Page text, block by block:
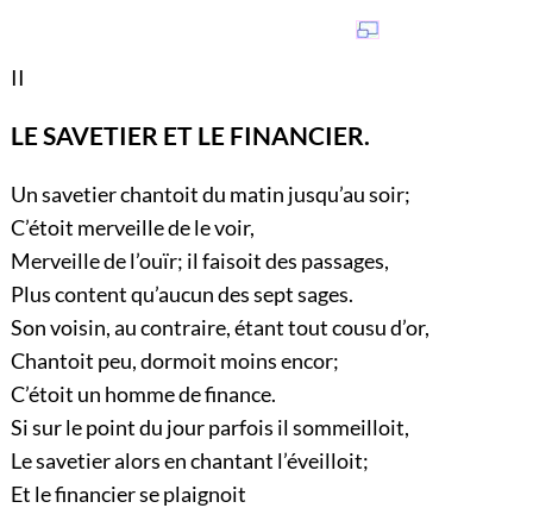
II
LE SAVETIER ET LE FINANCIER.
Un savetier chantoit du matin jusqu’au soir;
C’étoit merveille de le voir,
Merveille de l’ouïr; il faisoit des passages,
Plus content qu’aucun des sept sages.
Son voisin, au contraire, étant tout cousu d’or,
Chantoit peu, dormoit moins encor;
C’étoit un homme de finance.
Si sur le point du jour parfois il sommeilloit,
Le savetier alors en chantant l’éveilloit;
Et le financier se plaignoit